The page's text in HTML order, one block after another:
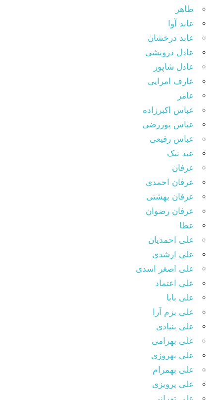
طاهر
عابد آوا
عابد درخشان
عادل درویشی
عادل شاپور
عارف امرایی
عامر
عباس اکبرزاده
عباس پوررضی
عباس رفیعی
عبد نیک
عرفان
عرفان احمدی
عرفان بهشتی
عرفان رضوان
عطا
علی احمدیان
علی ارشدی
علی اصغر اسدی
علی اعتماد
علی بابا
علی بزم آرا
علی بنیادی
علی بهرامی
علی بهروزی
علی بهمرام
علی پرویزی